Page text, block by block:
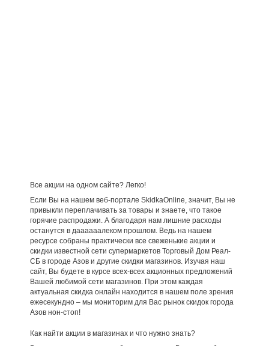
Все акции на одном сайте? Легко!
Если Вы на нашем веб-портале SkidkaOnline, значит, Вы не
привыкли переплачивать за товары и знаете, что такое
горячие распродажи. А благодаря нам лишние расходы
останутся в даааааалеком прошлом. Ведь на нашем
ресурсе собраны практически все свеженькие акции и
скидки известной сети супермаркетов Торговый Дом Реал-
СБ в городе Азов и другие скидки магазинов. Изучая наш
сайт, Вы будете в курсе всех-всех акционных предложений
Вашей любимой сети магазинов. При этом каждая
актуальная скидка онлайн находится в нашем поле зрения
ежесекундно – мы мониторим для Вас рынок скидок города
Азов нон-стоп!
Как найти акции в магазинах и что нужно знать?